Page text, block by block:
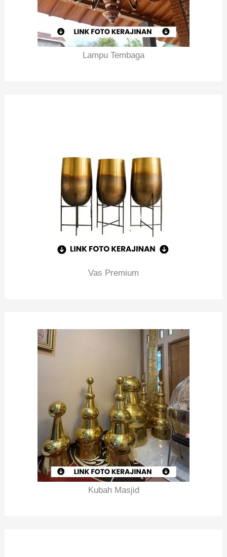
Lampu Tembaga
Vas Premium
Kubah Masjid